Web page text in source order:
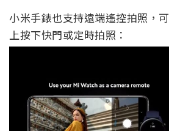
小米手錶也支持遠端遙控拍照，
上按下快門或定時拍照：